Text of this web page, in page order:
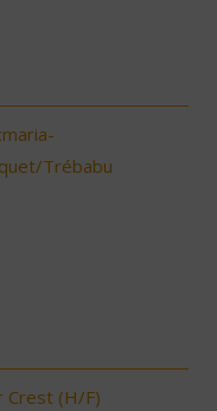
Trébabu
Crest (H/F)